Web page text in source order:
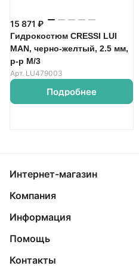
15 871 ₽
Гидрокостюм CRESSI LUI
MAN, черно-желтый, 2.5 мм,
р-р M/3
Арт. LU479003
Подробнее
Интернет-магазин
Компания
Информация
Помощь
Контакты